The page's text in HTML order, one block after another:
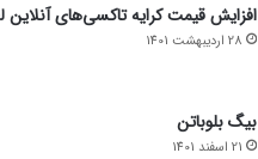
افزایش قیمت کرایه تاکسی‌های آنلاین
28 اردیبهشت 1401
بیگ بلوباتن
21 اسفند 1401